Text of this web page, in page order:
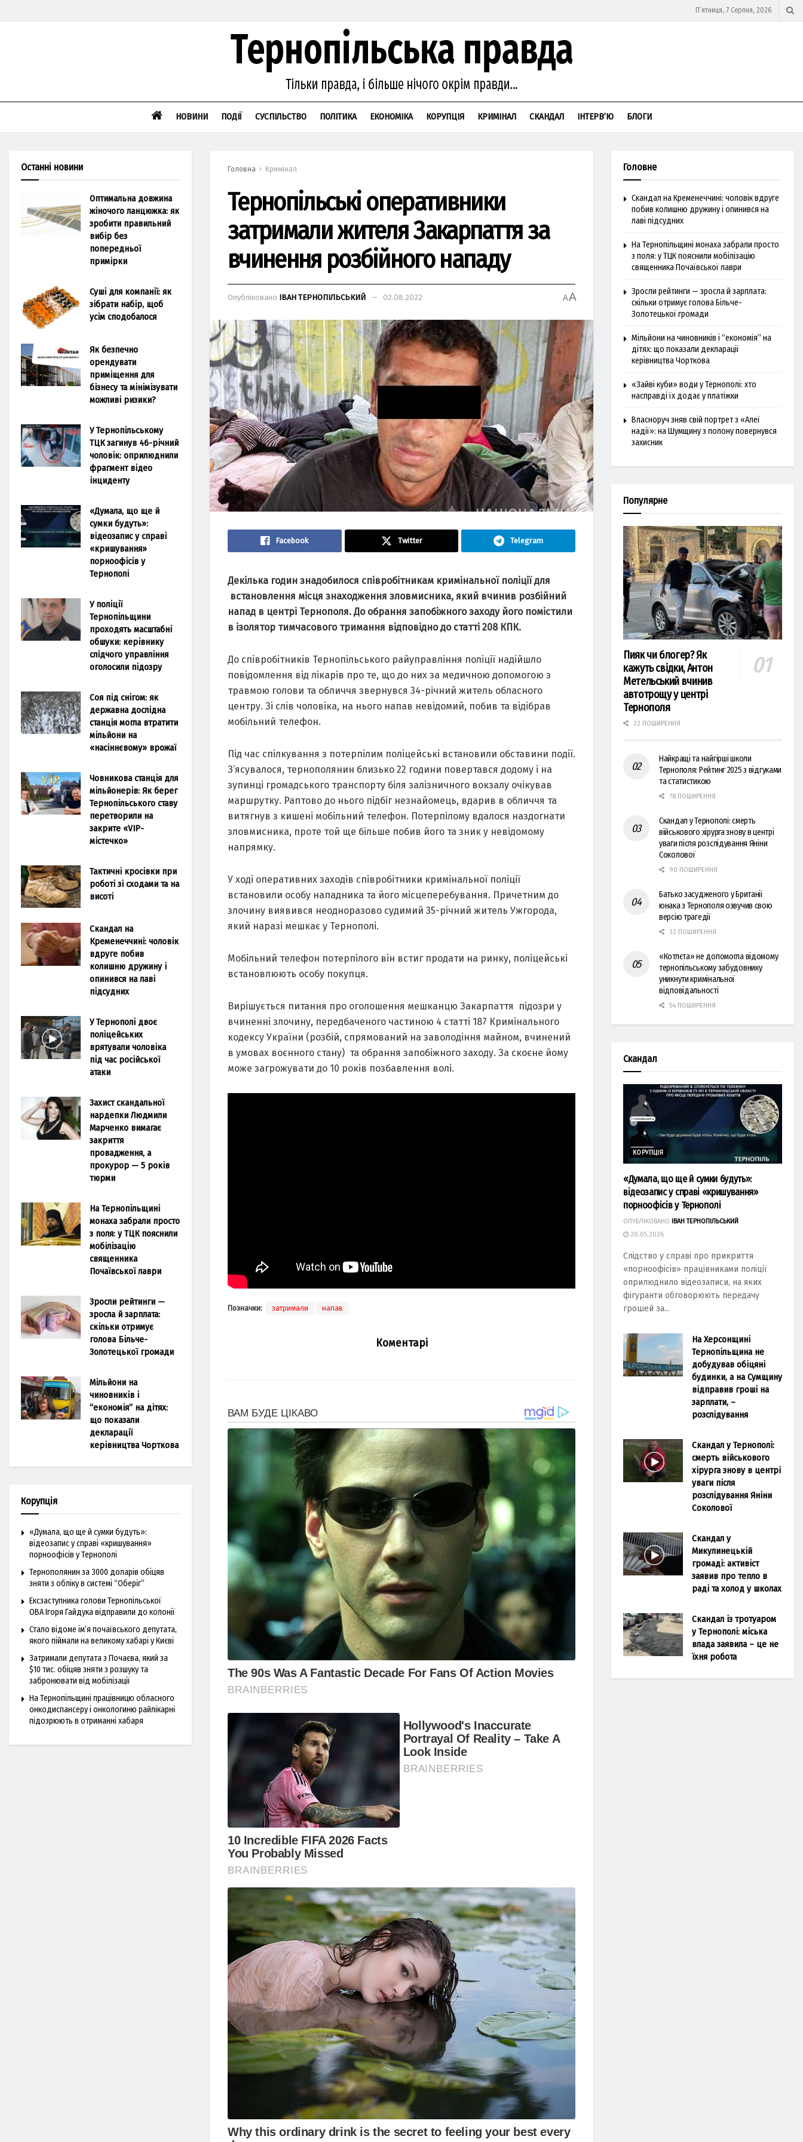
П’ятниця, 7 Серпня, 2026
НОВИНИ ПОДІЇ СУСПІЛЬСТВО ПОЛІТИКА ЕКОНОМІКА КОРУПЦІЯ КРИМІНАЛ СКАНДАЛ ІНТЕРВ’Ю БЛОГИ
Головна Кримінал
Тернопільські оперативники
затримали жителя Закарпаття за
вчинення розбійного нападу
Опубліковано ІВАН ТЕРНОПІЛЬСЬКИЙ 02.08.2022 AA
Facebook Twitter Telegram
Декілька годин знадобилося співробітникам кримінальної поліції для
встановлення місця знаходження зловмисника, який вчинив розбійний
напад в центрі Тернополя. До обрання запобіжного заходу його помістили
в ізолятор тимчасового тримання відповідно до статті 208 КПК.
До співробітників Тернопільського райуправління поліції надійшло
повідомлення від лікарів про те, що до них за медичною допомогою з
травмою голови та обличчя звернувся 34-річний житель обласного
центру. Зі слів чоловіка, на нього напав невідомий, побив та відібрав
мобільний телефон.
Під час спілкування з потерпілим поліцейські встановили обставини події.
З’ясувалося, тернополянин близько 22 години повертався додому і на
зупинці громадського транспорту біля залізничного вокзалу очікував
маршрутку. Раптово до нього підбіг незнайомець, вдарив в обличчя та
витягнув з кишені мобільний телефон. Потерпілому вдалося наздогнати
зловмисника, проте той ще більше побив його та зник у невідомому
напрямку.
У ході оперативних заходів співробітники кримінальної поліції
встановили особу нападника та його місцеперебування. Причетним до
злочину виявився неодноразово судимий 35-річний житель Ужгорода,
який наразі мешкає у Тернополі.
Мобільний телефон потерпілого він встиг продати на ринку, поліцейські
встановлюють особу покупця.
Вирішується питання про оголошення мешканцю Закарпаття підозри у
вчиненні злочину, передбаченого частиною 4 статті 187 Кримінального
кодексу України (розбій, спрямований на заволодіння майном, вчинений
в умовах воєнного стану) та обрання запобіжного заходу. За скоєне йому
може загрожувати до 10 років позбавлення волі.
Позначки: затримали напав
Коментарі
Останні новини
Оптимальна довжина
жіночого ланцюжка: як
зробити правильний
вибір без
попередньої
примірки
Суші для компанії: як
зібрати набір, щоб
усім сподобалося
Як безпечно
орендувати
приміщення для
бізнесу та мінімізувати
можливі ризики?
У Тернопільському
ТЦК загинув 46-річний
чоловік: оприлюднили
фрагмент відео
інциденту
«Думала, що ще й
сумки будуть»:
відеозапис у справі
«кришування»
порноофісів у
Тернополі
У поліції
Тернопільщини
проходять масштабні
обшуки: керівнику
слідчого управління
оголосили підозру
Соя під снігом: як
державна дослідна
станція могла втратити
мільйони на
«насіннєвому» врожаї
Човникова станція для
мільйонерів: Як берег
Тернопільського ставу
перетворили на
закрите «VIP-
містечко»
Тактичні кросівки при
роботі зі сходами та на
висоті
Скандал на
Кременеччині: чоловік
вдруге побив
колишню дружину і
опинився на лаві
підсудних
У Тернополі двоє
поліцейських
врятували чоловіка
під час російської
атаки
Захист скандальної
нардепки Людмили
Марченко вимагає
закриття
провадження, а
прокурор — 5 років
тюрми
На Тернопільщині
монаха забрали просто
з поля: у ТЦК пояснили
мобілізацію
священника
Почаївської лаври
Зросли рейтинги —
зросла й зарплата:
скільки отримує
голова Більче-
Золотецької громади
Мільйони на
чиновників і
“економія” на дітях:
що показали
декларації
керівництва Чорткова
Корупція
«Думала, що ще й сумки будуть»:
відеозапис у справі «кришування»
порноофісів у Тернополі
Тернополянин за 3000 доларів обіцяв
зняти з обліку в системі “Оберіг”
Ексзаступника голови Тернопільської
ОВА Ігоря Гайдука відправили до колонії
Стало відоме ім’я почаївського депутата,
якого піймали на великому хабарі у Києві
Затримали депутата з Почаєва, який за
$10 тис. обіцяв зняти з розшуку та
забронювати від мобілізації
На Тернопільщині працівницю обласного
онкодиспансеру і онкологиню райлікарні
підозрюють в отриманні хабаря
Головне
Скандал на Кременеччині: чоловік вдруге
побив колишню дружину і опинився на
лаві підсудних
На Тернопільщині монаха забрали просто
з поля: у ТЦК пояснили мобілізацію
священника Почаївської лаври
Зросли рейтинги — зросла й зарплата:
скільки отримує голова Більче-
Золотецької громади
Мільйони на чиновників і “економія” на
дітях: що показали декларації
керівництва Чорткова
«Зайві куби» води у Тернополі: хто
насправді їх додає у платіжки
Власноруч зняв свій портрет з «Алеї
надії»: на Шумщину з полону повернувся
захисник
Популярне
Пияк чи блогер? Як
кажуть свідки, Антон
Метельський вчинив
автотрощу у центрі
Тернополя
22 ПОШИРЕННЯ
Найкращі та найгірші школи
Тернополя: Рейтинг 2025 з відгуками
та статистикою
78 ПОШИРЕННЯ
Скандал у Тернополі: смерть
військового хірурга знову в центрі
уваги після розслідування Яніни
Соколової
90 ПОШИРЕННЯ
Батько засудженого у Британії
юнака з Тернополя озвучив свою
версію трагедії
32 ПОШИРЕННЯ
«Котлєта» не допомогла відомому
тернопільському забудовнику
уникнути кримінальної
відповідальності
54 ПОШИРЕННЯ
Скандал
КОРУПЦІЯ
«Думала, що ще й сумки будуть»:
відеозапис у справі «кришування»
порноофісів у Тернополі
ОПУБЛІКОВАНО
ІВАН ТЕРНОПІЛЬСЬКИЙ
20.05.2026
Слідство у справі про прикриття
«порноофісів» працівниками поліції
оприлюднило відеозаписи, на яких
фігуранти обговорюють передачу
грошей за...
На Херсонщині
Тернопільщина не
добудував обіцяні
будинки, а на Сумщину
відправив гроші на
зарплати, –
розслідування
Скандал у Тернополі:
смерть військового
хірурга знову в центрі
уваги після
розслідування Яніни
Соколової
Скандал у
Микулинецькій
громаді: активіст
заявив про тепло в
раді та холод у школах
Скандал із тротуаром
у Тернополі: міська
влада заявила – це не
їхня робота